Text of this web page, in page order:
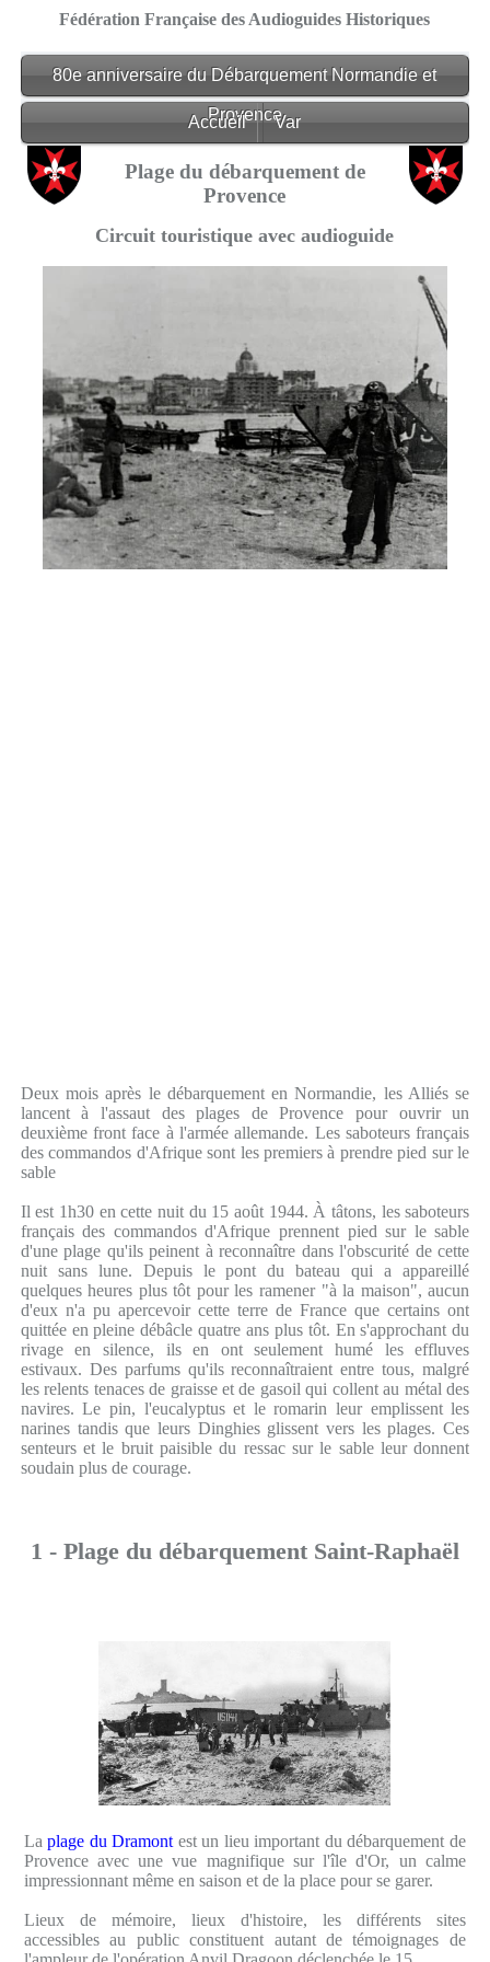
Fédération Française des Audioguides Historiques
80e anniversaire du Débarquement Normandie et
Provence
Accueil Var
Plage du débarquement de
Provence
Circuit touristique avec audioguide
Deux mois après le débarquement en Normandie, les Alliés se
lancent à l'assaut des plages de Provence pour ouvrir un
deuxième front face à l'armée allemande. Les saboteurs français
des commandos d'Afrique sont les premiers à prendre pied sur le
sable
Il est 1h30 en cette nuit du 15 août 1944. À tâtons, les saboteurs
français des commandos d'Afrique prennent pied sur le sable
d'une plage qu'ils peinent à reconnaître dans l'obscurité de cette
nuit sans lune. Depuis le pont du bateau qui a appareillé
quelques heures plus tôt pour les ramener "à la maison", aucun
d'eux n'a pu apercevoir cette terre de France que certains ont
quittée en pleine débâcle quatre ans plus tôt. En s'approchant du
rivage en silence, ils en ont seulement humé les effluves
estivaux. Des parfums qu'ils reconnaîtraient entre tous, malgré
les relents tenaces de graisse et de gasoil qui collent au métal des
navires. Le pin, l'eucalyptus et le romarin leur emplissent les
narines tandis que leurs Dinghies glissent vers les plages. Ces
senteurs et le bruit paisible du ressac sur le sable leur donnent
soudain plus de courage.
1 - Plage du débarquement Saint-Raphaël
Laplage du Dramont est un lieu important du débarquement de
Provence avec une vue magnifique sur l'île d'Or, un calme
impressionnant même en saison et de la place pour se garer.
Lieux de mémoire, lieux d'histoire, les différents sites
accessibles au public constituent autant de témoignages de